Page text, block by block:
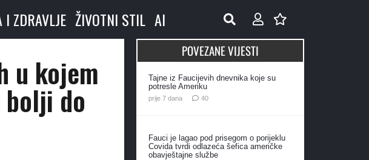
I ZDRAVLJE ŽIVOTNI STIL AI
u kojem
do
POVEZANE VIJESTI
Tajne iz Faucijevih dnevnika koje su
potresle Ameriku
prije 7 dana 40komentara
Fauci je lagao pod prisegom o porijeklu
Covida tvrdi odlazeća šefica američke
obavještajne službe